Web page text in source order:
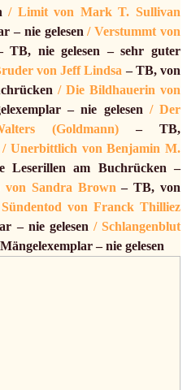
/ Limit von Mark T. Sullivan
– nie gelesen / Verstummt von
TB, nie gelesen – sehr guter
von Jeff Lindsa – TB, von
/ Die Bildhauerin von
– nie gelesen / Der
(Goldmann)– TB,
/ Unerbittlich von Benjamin M.
Leserillen am Buchrücken –
Sandra Brown– TB, von
von Franck Thilliez
– nie gelesen / Schlangenblut
– nie gelesen